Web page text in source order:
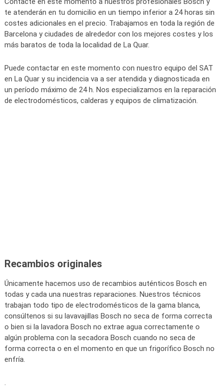
te atenderán en tu domicilio en un tiempo inferior a 24 horas sin
costes adicionales en el precio. Trabajamos en toda la región de
Barcelona y ciudades de alrededor con los mejores costes y los
más baratos de toda la localidad de La Quar.
Puede contactar en este momento con nuestro equipo del SAT
en La Quar y su incidencia va a ser atendida y diagnosticada en
un período máximo de 24 h. Nos especializamos en la reparación
de electrodomésticos, calderas y equipos de climatización.
Recambios originales
Únicamente hacemos uso de recambios auténticos Bosch en
todas y cada una nuestras reparaciones. Nuestros técnicos
trabajan todo tipo de electrodomésticos de la gama blanca,
consúltenos si su lavavajillas Bosch no seca de forma correcta
o bien si la lavadora Bosch no extrae agua correctamente o
algún problema con la secadora Bosch cuando no seca de
forma correcta o en el momento en que un frigorífico Bosch no
enfría.
.